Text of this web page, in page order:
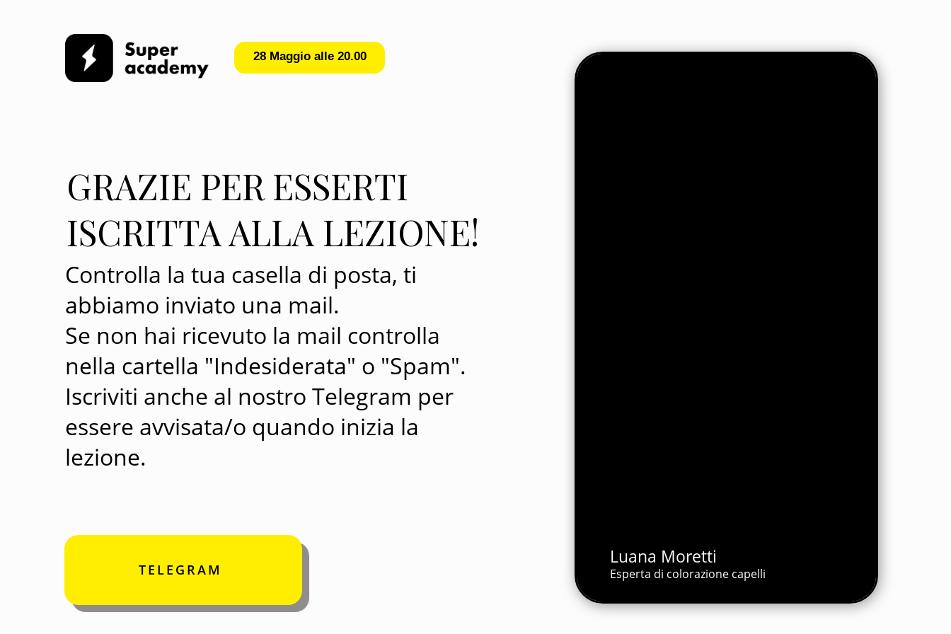
Controlla la tua casella di posta, ti
abbiamo inviato una mail.
Se non hai ricevuto la mail controlla
nella cartella "Indesiderata" o "Spam".
Iscriviti anche al nostro Telegram per
essere avvisata/o quando inizia la
lezione.
28 Maggio alle 20.00
Luana Moretti
Esperta di colorazione capelli
GRAZIE PER ESSERTI
ISCRITTA ALLA LEZIONE!
Luana Moretti
Esperta di colorazione capelli
TELEGRAM